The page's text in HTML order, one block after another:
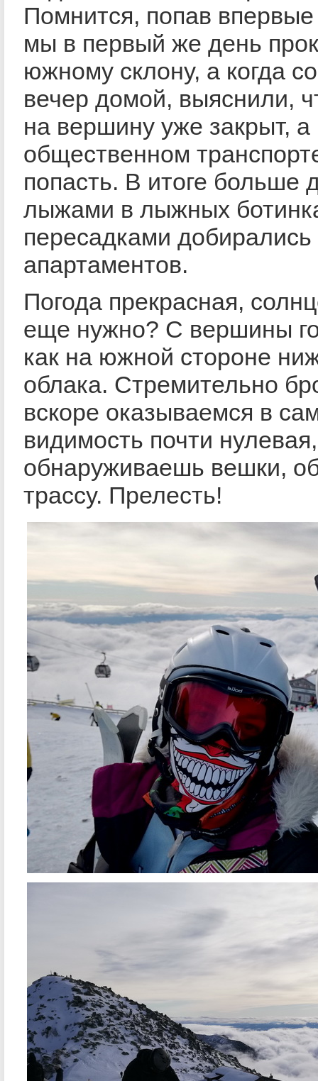
Помнится, попав впервые
мы в первый же день
южному склону, а когда
вечер домой, выяснили,
на вершину уже закрыт, а
общественном
попасть. В итоге больше
лыжами в лыжных
пересадками
апартаментов.
Погода прекрасная,
еще нужно? С вершины
как на южной стороне
облака. Стремительно
вскоре оказываемся в
видимость почти
обнаруживаешь вешки,
трассу. Прелесть!